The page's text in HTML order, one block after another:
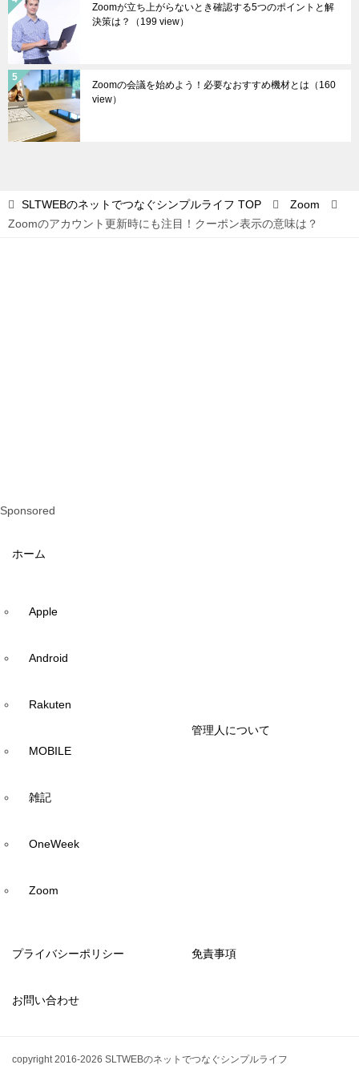
Zoomが立ち上がらないとき確認する5つのポイントと解
決策は？
（199 view）
Zoomの会議を始めよう！必要なおすすめ機材とは （160
view）
SLTWEBのネットでつなぐシンプルライフ TOP
Zoom
Zoomのアカウント更新時にも注目！クーポン表示の意味は？
Sponsored
ホーム
Apple
Android
Rakuten
MOBILE
雑記
OneWeek
Zoom
管理人について
プライバシーポリシー 免責事項
お問い合わせ
copyright 2016-2026 SLTWEBのネットでつなぐシンプルライフ